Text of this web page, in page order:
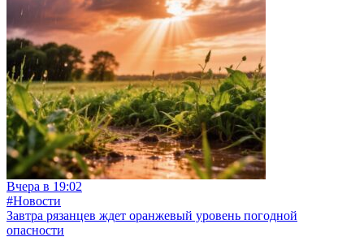
Вчера в 19:02
#Новости
Завтра рязанцев ждет оранжевый уровень погодной
опасности